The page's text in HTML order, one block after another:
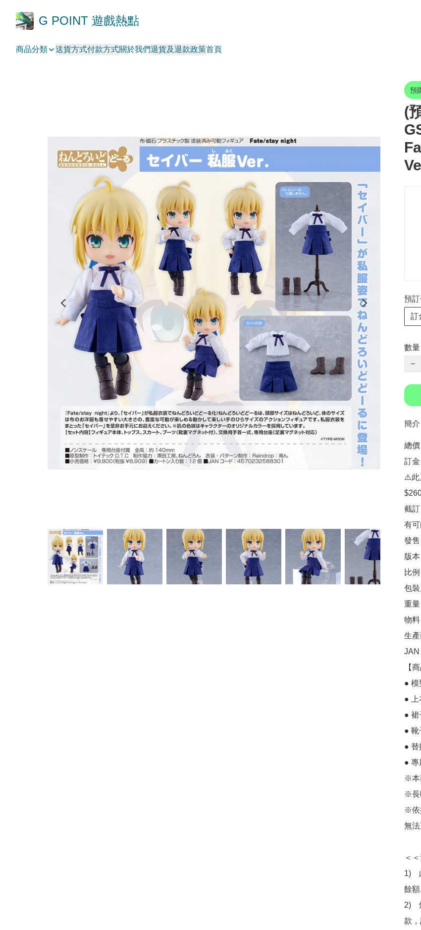
G POINT 遊戲熱點
商品分類 送貨方式付款方式關於我們退貨及退款政策首頁
預
(
預
訂
數量
−
簡介
總
訂
⚠️此
截
有
發
版
比
包
重
物
生
JAN
【
● 模
● 上
● 裙
● 靴
● 替
● 專
※本
※長
※依
無
＜
1)
餘
2)
款，